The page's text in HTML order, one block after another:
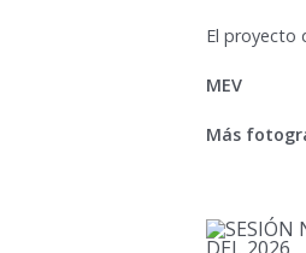
El proyecto
MEV
Más